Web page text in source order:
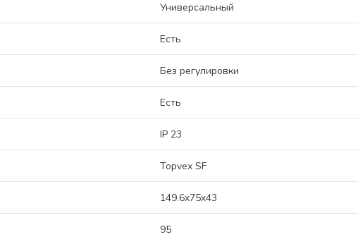
Универсальный
Есть
Без регулировки
Есть
IP 23
Topvex SF
149.6x75x43
95